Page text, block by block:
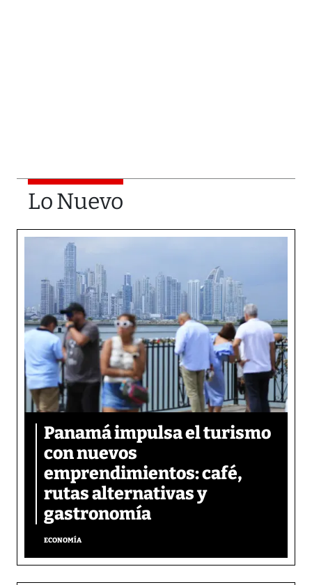
Lo Nuevo
Panamá impulsa el turismo
con nuevos
emprendimientos: café,
rutas alternativas y
gastronomía
ECONOMÍA